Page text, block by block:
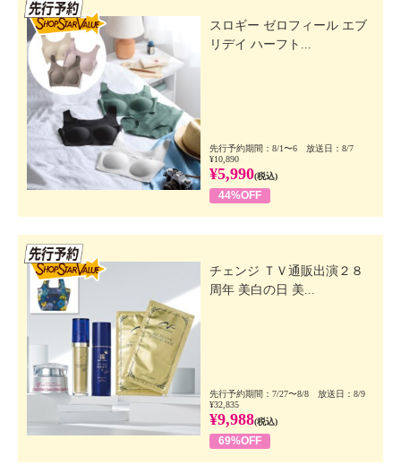
スロギー ゼロフィール エブ
リデイ ハーフト...
先行予約期間：8/1〜6 放送日：8/7
¥10,890
¥5,990(税込)
44%OFF
チェンジ ＴＶ通販出演２８
周年 美白の日 美...
先行予約期間：7/27〜8/8 放送日：8/9
¥32,835
¥9,988(税込)
69%OFF